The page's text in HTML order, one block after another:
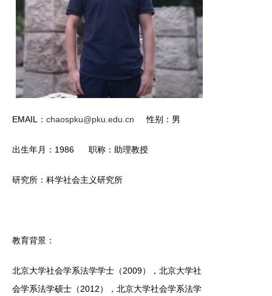
EMAIL： chaospku@pku.edu.cn 性别：男
出生年月：1986 职称：助理教授
研究所：科学社会主义研究所
教育背景：
北京大学社会学系法学学士（2009），北京大学社
会学系法学硕士（2012），北京大学社会学系法学